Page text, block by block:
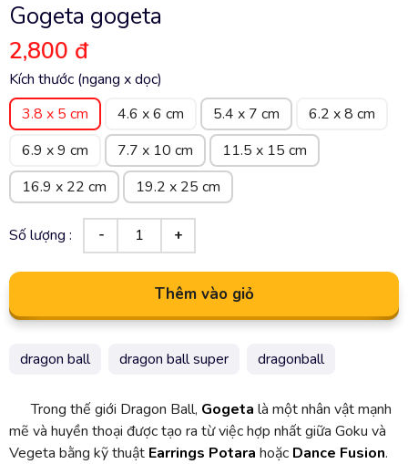
Gogeta gogeta
2,800 đ
Kích thước (ngang x dọc)
3.8 x 5 cm
4.6 x 6 cm 5.4 x 7 cm
6.2 x 8 cm
6.9 x 9 cm
7.7 x 10 cm
11.5 x 15 cm
16.9 x 22 cm
19.2 x 25 cm
Số lượng :
Thêm vào giỏ
dragon ball dragon ball super dragonball
Trong thế giới Dragon Ball, Gogeta là một nhân vật mạnh
mẽ và huyền thoại được tạo ra từ việc hợp nhất giữa Goku và
Vegeta bằng kỹ thuật Earrings Potara hoặc Dance Fusion.